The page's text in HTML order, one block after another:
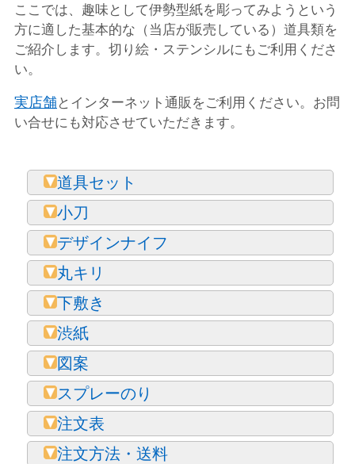
ここでは、趣味として伊勢型紙を彫ってみようという
方に適した基本的な（当店が販売している）道具類を
ご紹介します。切り絵・ステンシルにもご利用くださ
い。
実店舗とインターネット通販をご利用ください。お問
い合せにも対応させていただきます。
道具セット
小刀
デザインナイフ
丸キリ
下敷き
渋紙
図案
スプレーのり
注文表
注文方法・送料